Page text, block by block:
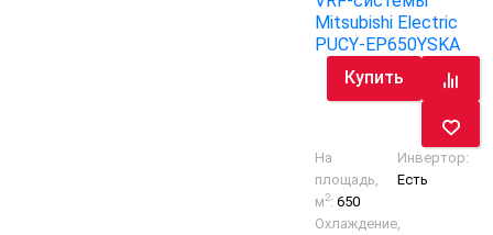
Mitsubishi Electric
PUCY-EP650YSKA
Купить
На
площадь,
м2:650
Инвертор:
Есть
Охлаждение,